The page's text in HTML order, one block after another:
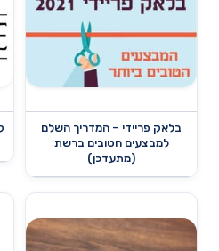
בלאק פריידי – המדריך השלם
למבצעים הטובים ברשת
(מתעדכן)